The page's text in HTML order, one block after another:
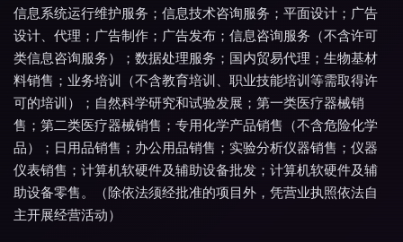
信息系统运行维护服务；信息技术咨询服务；平面设计；广告
设计、代理；广告制作；广告发布；信息咨询服务（不含许可
类信息咨询服务）；数据处理服务；国内贸易代理；生物基材
料销售；业务培训（不含教育培训、职业技能培训等需取得许
可的培训）；自然科学研究和试验发展；第一类医疗器械销
售；第二类医疗器械销售；专用化学产品销售（不含危险化学
品）；日用品销售；办公用品销售；实验分析仪器销售；仪器
仪表销售；计算机软硬件及辅助设备批发；计算机软硬件及辅
助设备零售。（除依法须经批准的项目外，凭营业执照依法自
主开展经营活动）